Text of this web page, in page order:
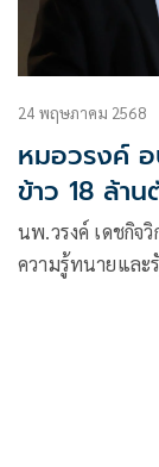
24 พฤษภาคม 2568
หมอวรงค์ อ
ข้าว 18 ล้า
นพ.วรงค์ เดชกิจ
ความรู้ทนายและ